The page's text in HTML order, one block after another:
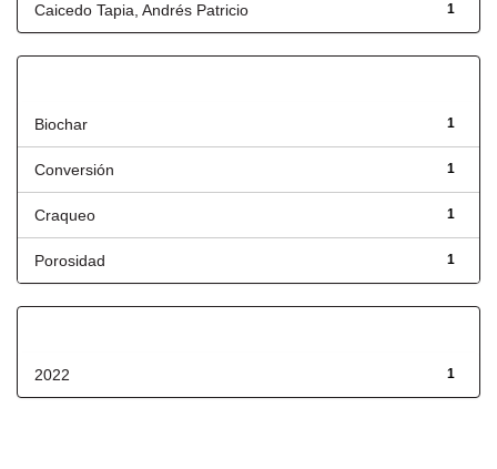
1
Caicedo Tapia, Andrés Patricio
1
Biochar
1
Conversión
1
Craqueo
1
Porosidad
1
2022